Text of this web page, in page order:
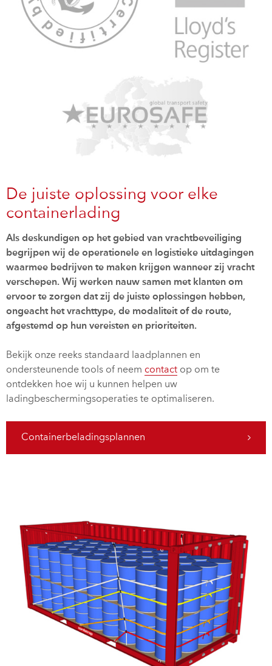
De juiste oplossing voor elke
containerlading
Als deskundigen op het gebied van vrachtbeveiliging
begrijpen wij de operationele en logistieke uitdagingen
waarmee bedrijven te maken krijgen wanneer zij vracht
verschepen. Wij werken nauw samen met klanten om
ervoor te zorgen dat zij de juiste oplossingen hebben,
ongeacht het vrachttype, de modaliteit of de route,
afgestemd op hun vereisten en prioriteiten.
Bekijk onze reeks standaard laadplannen en
ondersteunende tools of neem contact op om te
ontdekken hoe wij u kunnen helpen uw
ladingbeschermingsoperaties te optimaliseren.
Containerbeladingsplannen